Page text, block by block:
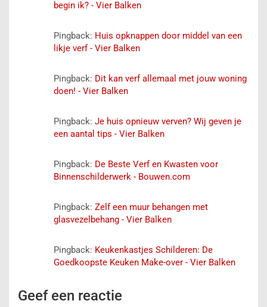
begin ik? - Vier Balken
Pingback: Huis opknappen door middel van een
likje verf - Vier Balken
Pingback: Dit kan verf allemaal met jouw woning
doen! - Vier Balken
Pingback: Je huis opnieuw verven? Wij geven je
een aantal tips - Vier Balken
Pingback: De Beste Verf en Kwasten voor
Binnenschilderwerk - Bouwen.com
Pingback: Zelf een muur behangen met
glasvezelbehang - Vier Balken
Pingback: Keukenkastjes Schilderen: De
Goedkoopste Keuken Make-over - Vier Balken
Geef een reactie